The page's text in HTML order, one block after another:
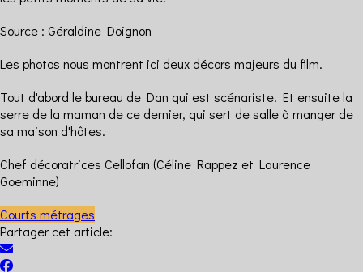
Source : Géraldine Doignon
Les photos nous montrent ici deux décors majeurs du film.
Tout d'abord le bureau de Dan qui est scénariste. Et ensuite la
serre de la maman de ce dernier, qui sert de salle à manger de
sa maison d'hôtes.
Chef décoratrices Cellofan (Céline Rappez et Laurence
Goeminne)
Courts métrages
Partager cet article: